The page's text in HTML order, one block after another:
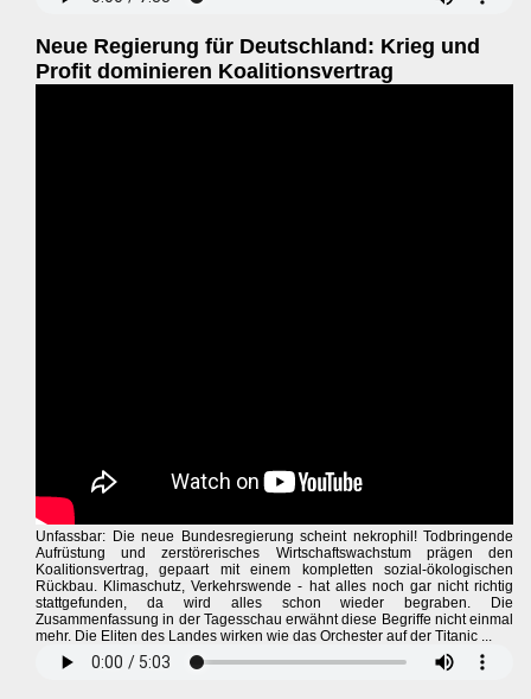
Neue Regierung für Deutschland: Krieg und
Profit dominieren Koalitionsvertrag
Unfassbar: Die neue Bundesregierung scheint nekrophil! Todbringende
Aufrüstung und zerstörerisches Wirtschaftswachstum prägen den
Koalitionsvertrag, gepaart mit einem kompletten sozial-ökologischen
Rückbau. Klimaschutz, Verkehrswende - hat alles noch gar nicht richtig
stattgefunden, da wird alles schon wieder begraben. Die
Zusammenfassung in der Tagesschau erwähnt diese Begriffe nicht einmal
mehr. Die Eliten des Landes wirken wie das Orchester auf der Titanic ...